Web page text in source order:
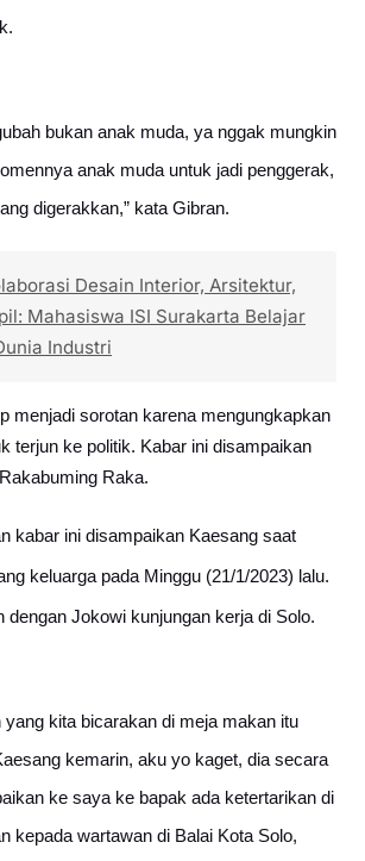
bukan anak muda, ya nggak mungkin
anak muda untuk jadi penggerak,
digerakkan,” kata Gibran.
Desain Interior, Arsitektur,
Mahasiswa ISI Surakarta Belajar
Industri
menjadi sorotan karena mengungkapkan
terjun ke politik. Kabar ini disampaikan
Raka.
kabar ini disampaikan Kaesang saat
keluarga pada Minggu (21/1/2023) lalu.
dengan Jokowi kunjungan kerja di Solo.
yang kita bicarakan di meja makan itu
kemarin, aku yo kaget, dia secara
ke saya ke bapak ada ketertarikan di
kepada wartawan di Balai Kota Solo,